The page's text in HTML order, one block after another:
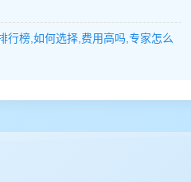
行榜,如何选择,费用高吗,专家怎么